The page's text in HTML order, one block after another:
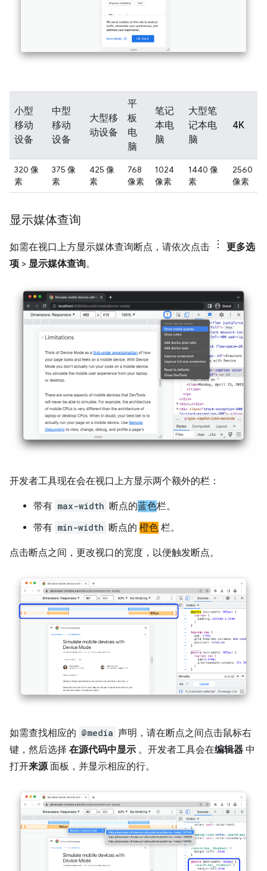
小型
移动
设备
中型
移动
设备
大型移
动设备
平
板
电
脑
笔记
本电
脑
大型笔
记本电
脑
4K
320 像
素
375 像
素
425 像
素
768
像素
1024
像素
1440 像
素
2560
像素
显示媒体查询
如需在视口上方显示媒体查询断点，请依次点击
更多选
项 > 显示媒体查询。
开发者工具现在会在视口上方显示两个额外的栏：
带有 max-width 断点的蓝色栏。
带有 min-width 断点的 橙色 栏。
点击断点之间，更改视口的宽度，以便触发断点。
如需查找相应的 @media 声明，请在断点之间点击鼠标右
键，然后选择 在源代码中显示 。开发者工具会在编辑器 中
打开来源面板，并显示相应的行。